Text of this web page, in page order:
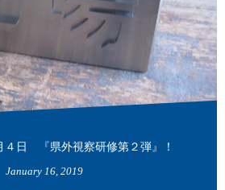
４日 『県外視察研修第２弾』！
January 16 2019